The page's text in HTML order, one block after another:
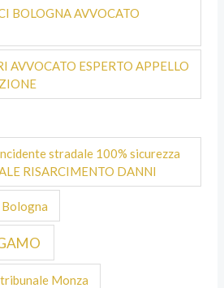
BOLOGNA AVVOCATO
AVVOCATO ESPERTO APPELLO
stradale 100% sicurezza
RISARCIMENTO DANNI
Monza